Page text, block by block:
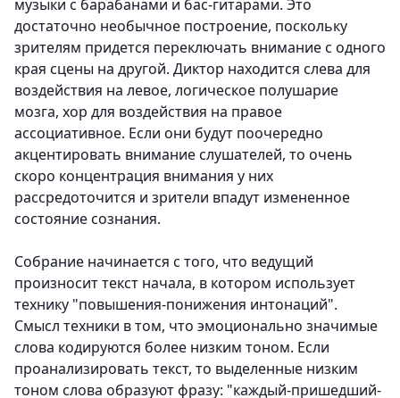
музыки с барабанами и бас-гитарами. Это
достаточно необычное построение, поскольку
зрителям придется переключать внимание с одного
края сцены на другой. Диктор находится слева для
воздействия на левое, логическое полушарие
мозга, хор для воздействия на правое
ассоциативное. Если они будут поочередно
акцентировать внимание слушателей, то очень
скоро концентрация внимания у них
рассредоточится и зрители впадут измененное
состояние сознания.
Собрание начинается с того, что ведущий
произносит текст начала, в котором использует
технику "повышения-понижения интонаций".
Смысл техники в том, что эмоционально значимые
слова кодируются более низким тоном. Если
проанализировать текст, то выделенные низким
тоном слова образуют фразу: "каждый-пришедший-